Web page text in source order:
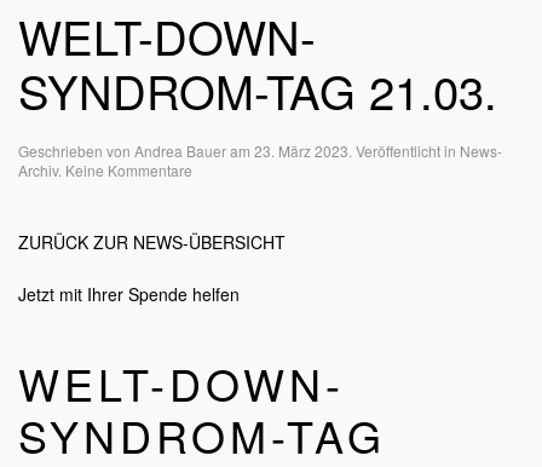
WELT-DOWN-
SYNDROM-TAG 21.03.
Geschrieben von Andrea Baueram 23. März 2023. Veröffentlicht in News-
Archiv. Keine Kommentare
Tag
ZURÜCK ZUR NEWS-ÜBERSICHT
Jetzt mit Ihrer Spende helfen
WELT-DOWN-
SYNDROM-TAG